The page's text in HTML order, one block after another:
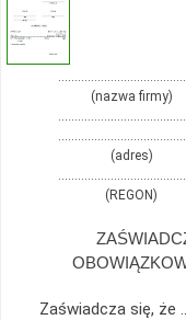
(nazwa firmy)
(adres)
(REGON)
Zaświadcza się, że